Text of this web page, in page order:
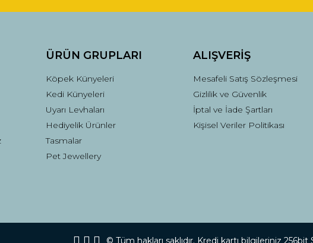
bulunuyor.
alternatifler olmalı.
Gönder
ÜRÜN GRUPLARI
Köpek Künyeleri
Kedi Künyeleri
Uyarı Levhaları
Hediyelik Ürünler
Tasmalar
Pet Jewellery
ALIŞVERİŞ
Mesafeli Satış Sözleşmesi
Gizlilik ve Güvenlik
İptal ve İade Şartları
Kişisel Veriler Politikası
© Tüm hakları saklıdır. Kredi kartı bilgileriniz